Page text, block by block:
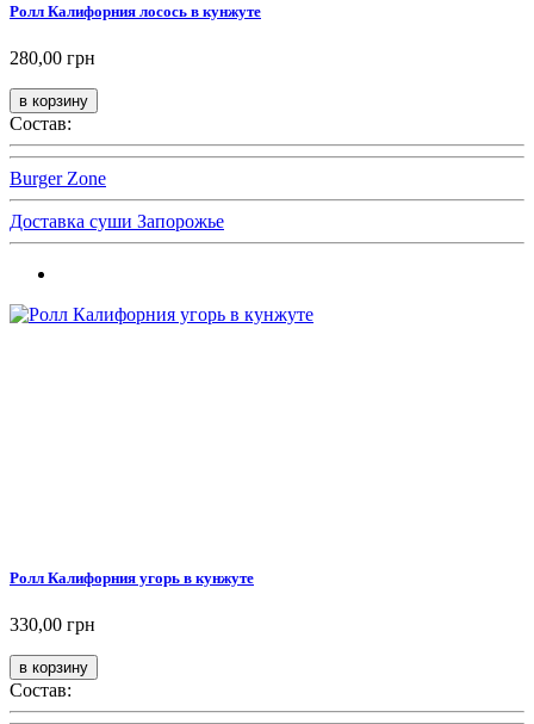
Ролл Калифорния лосось в кунжуте
280,00 грн
Состав:
Burger Zone
Доставка суши Запорожье
Ролл Калифорния угорь в кунжуте
330,00 грн
Состав: